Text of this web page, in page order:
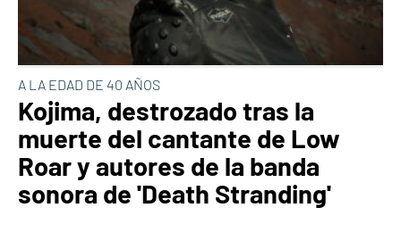
A LA EDAD DE 40 AÑOS
Kojima, destrozado tras la
muerte del cantante de Low
Roar y autores de la banda
sonora de 'Death Stranding'